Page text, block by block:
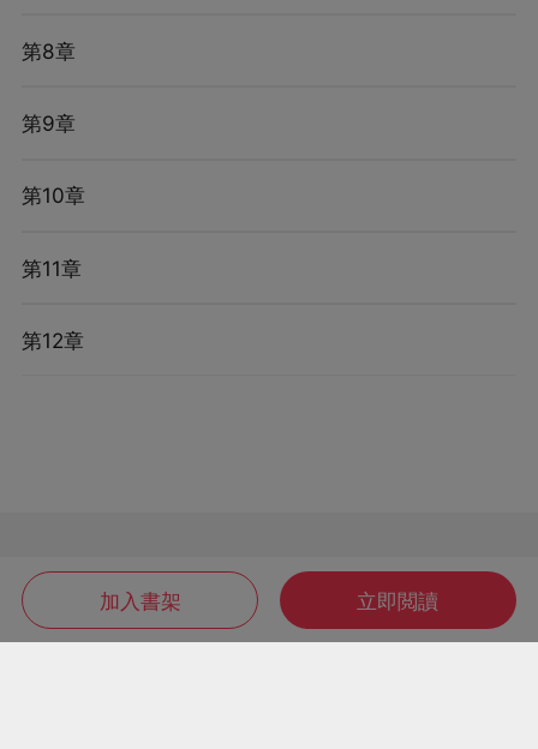
加入書架 立即閲讀
第8章
第9章
第10章
第11章
第12章